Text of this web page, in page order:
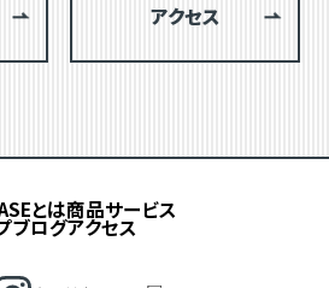
アクセス
とは商品サービス
ブログアクセス